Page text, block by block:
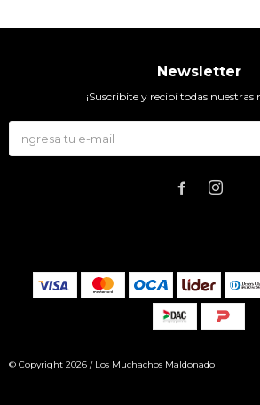
Newsletter
¡Suscribite y recibí todas nuestras
 
© Copyright 2026 / Los Muchachos Maldonado